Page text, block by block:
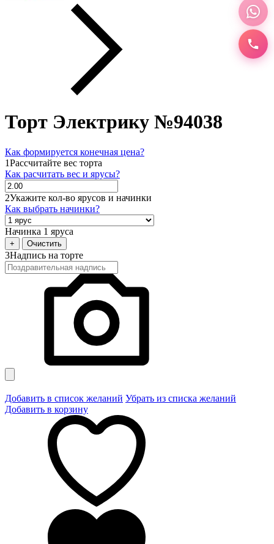
Торт Электрику №94038
Как формируется конечная цена?
1Рассчитайте вес торта
Как расчитать вес и ярусы?
2Укажите кол-во ярусов и начинки
Как выбрать начинки?
Начинка 1 яруса
+ Очистить
3Надпись на торте
Добавить в список желаний Убрать из списка желаний
Добавить в корзину